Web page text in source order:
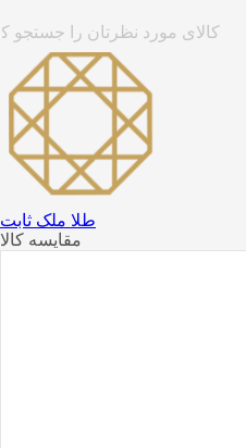
طلا ملک ثابت
مقایسه کالا